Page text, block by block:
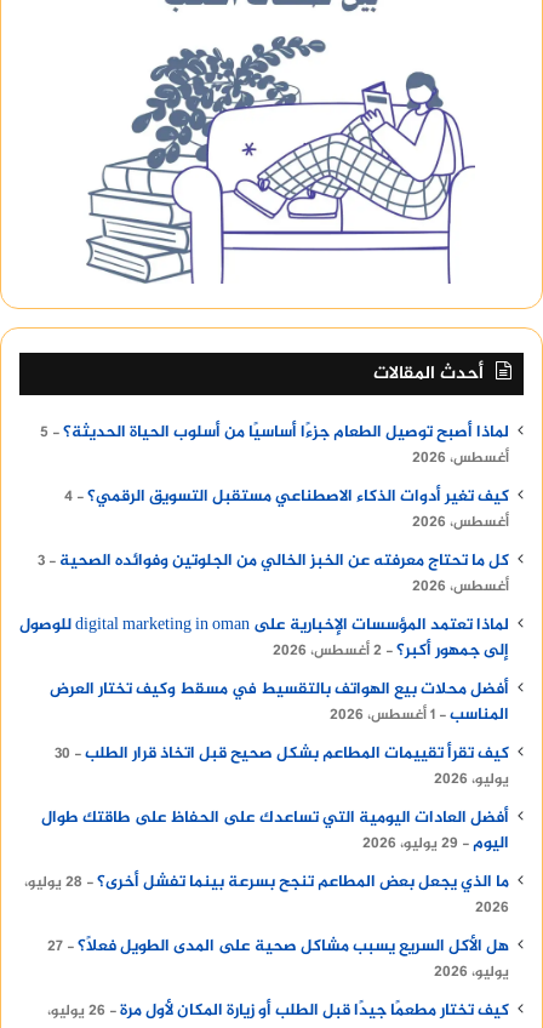
أحدث المقالات
لماذا أصبح توصيل الطعام جزءًا أساسيًا من أسلوب الحياة الحديثة؟
5
أغسطس، 2026
كيف تغير أدوات الذكاء الاصطناعي مستقبل التسويق الرقمي؟ 4
أغسطس، 2026
كل ما تحتاج معرفته عن الخبز الخالي من الجلوتين وفوائده الصحية
3
أغسطس، 2026
لماذا تعتمد المؤسسات الإخبارية على digital marketing in oman للوصول
إلى جمهور أكبر؟ 2 أغسطس، 2026
أفضل محلات بيع الهواتف بالتقسيط في مسقط وكيف تختار العرض
المناسب 1 أغسطس، 2026
كيف تقرأ تقييمات المطاعم بشكل صحيح قبل اتخاذ قرار الطلب
30
يوليو، 2026
أفضل العادات اليومية التي تساعدك على الحفاظ على طاقتك طوال
اليوم
29 يوليو، 2026
ما الذي يجعل بعض المطاعم تنجح بسرعة بينما تفشل أخرى؟
28 يوليو،
2026
هل الأكل السريع يسبب مشاكل صحية على المدى الطويل فعلًا؟ 27
يوليو، 2026
كيف تختار مطعمًا جيدًا قبل الطلب أو زيارة المكان لأول مرة
26 يوليو،